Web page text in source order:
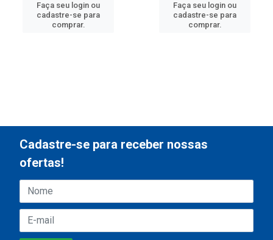
Faça seu login ou
cadastre-se para
comprar.
Faça seu login ou
cadastre-se para
comprar.
Cadastre-se para receber nossas
ofertas!